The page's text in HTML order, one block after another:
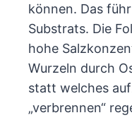
können. Das
Substrats. Die
hohe
Wurzeln durch
statt welches
„verbrennen“